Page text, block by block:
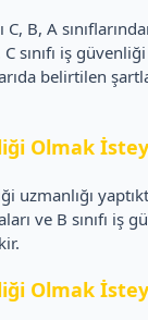
B, A
C sınıfı iş
belirtilen
Olmak
uzmanlığı
ve B sınıfı iş
Olmak